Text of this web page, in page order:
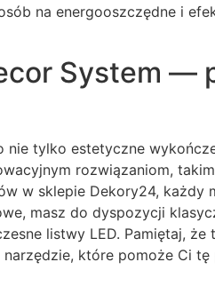
na energooszczędne i
System —
tylko estetyczne
rozwiązaniom,
w sklepie Dekory24, każdy
masz do dyspozycji
listwy LED. Pamiętaj,
które pomoże Ci